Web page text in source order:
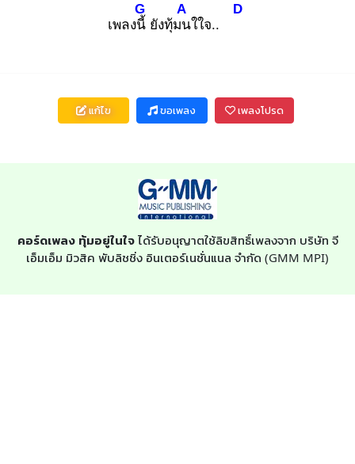
เพลงนี้
G
ยังทุ้มน
A
ใใจ..
D
แก้ไข ขอเพลง เพลงโปรด
คอร์ดเพลง ทุ้มอยู่ในใจได้รับอนุญาตใช้ลิขสิทธิ์เพลงจาก บริษัท จี
เอ็มเอ็ม มิวสิค พับลิชชิ่ง อินเตอร์เนชั่นแนล จำกัด (GMM MPI)